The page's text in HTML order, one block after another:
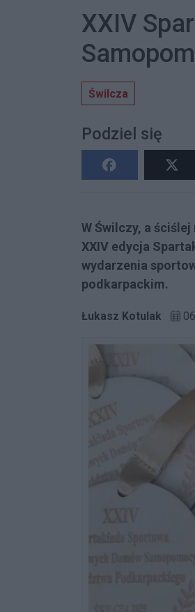
XXIV
Świlcza
Podziel się
W Świlczy, a
XXIV edycja
wydarzenia
podkarpackim.
Łukasz Kotulak